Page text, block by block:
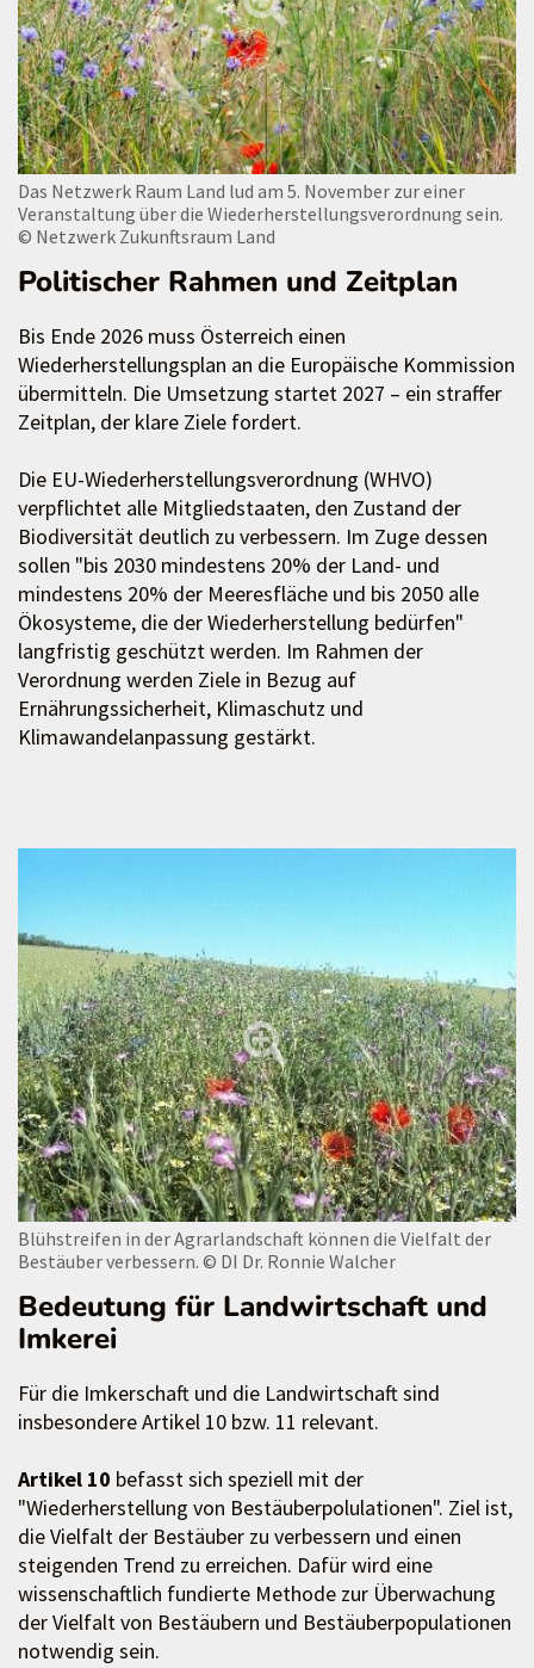
Das Netzwerk Raum Land lud am 5. November zur einer
Veranstaltung über die Wiederherstellungsverordnung sein.
© Netzwerk Zukunftsraum Land
Politischer Rahmen und Zeitplan
Bis Ende 2026 muss Österreich einen
Wiederherstellungsplan an die Europäische Kommission
übermitteln. Die Umsetzung startet 2027 – ein straffer
Zeitplan, der klare Ziele fordert.
Die EU-Wiederherstellungsverordnung (WHVO)
verpflichtet alle Mitgliedstaaten, den Zustand der
Biodiversität deutlich zu verbessern. Im Zuge dessen
sollen "bis 2030 mindestens 20% der Land- und
mindestens 20% der Meeresfläche und bis 2050 alle
Ökosysteme, die der Wiederherstellung bedürfen"
langfristig geschützt werden. Im Rahmen der
Verordnung werden Ziele in Bezug auf
Ernährungssicherheit, Klimaschutz und
Klimawandelanpassung gestärkt.
Blühstreifen in der Agrarlandschaft können die Vielfalt der
Bestäuber verbessern. © DI Dr. Ronnie Walcher
Bedeutung für Landwirtschaft und
Imkerei
Für die Imkerschaft und die Landwirtschaft sind
insbesondere Artikel 10 bzw. 11 relevant.
Artikel 10 befasst sich speziell mit der
"Wiederherstellung von Bestäuberpolulationen". Ziel ist,
die Vielfalt der Bestäuber zu verbessern und einen
steigenden Trend zu erreichen. Dafür wird eine
wissenschaftlich fundierte Methode zur Überwachung
der Vielfalt von Bestäubern und Bestäuberpopulationen
notwendig sein.